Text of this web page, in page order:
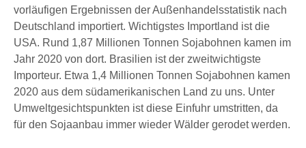
vorläufigen Ergebnissen der Außenhandelsstatistik nach
Deutschland importiert. Wichtigstes Importland ist die
USA. Rund 1,87 Millionen Tonnen Sojabohnen kamen im
Jahr 2020 von dort. Brasilien ist der zweitwichtigste
Importeur. Etwa 1,4 Millionen Tonnen Sojabohnen kamen
2020 aus dem südamerikanischen Land zu uns. Unter
Umweltgesichtspunkten ist diese Einfuhr umstritten, da
für den Sojaanbau immer wieder Wälder gerodet werden.